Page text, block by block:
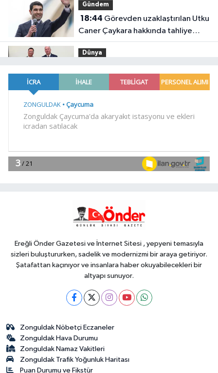
Gündem
18:44
Caner Çaykara hakkında tahliye
kararı
Dünya
'hava'da yeni dönem... Sefer
kapasitesi artırıldı
18:35Carettalar yeni sezona hırslı
18:25
tespit edildi! 5 yaban keçisi için
Ereğli Önder Gazetesi ve İnternet Sitesi , yepyeni temasıyla
sizleri buluştururken, sadelik ve modernizmi bir araya getiriyor.
Şatafattan kaçınıyor ve insanlara haber okuyabilecekleri bir
altyapı sunuyor.
Zonguldak Nöbetçi Eczaneler
Zonguldak Hava Durumu
Zonguldak Namaz Vakitleri
Zonguldak Trafik Yoğunluk Haritası
Puan Durumu ve Fikstür